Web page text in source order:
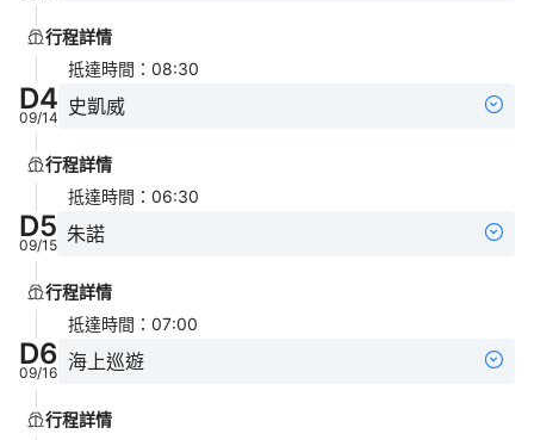
行程詳情
抵達時間 ： 08:30
D4
09/14 史凱威
行程詳情
抵達時間 ： 06:30
D5
09/15 朱諾
行程詳情
抵達時間 ： 07:00
D6
09/16 海上巡遊
行程詳情